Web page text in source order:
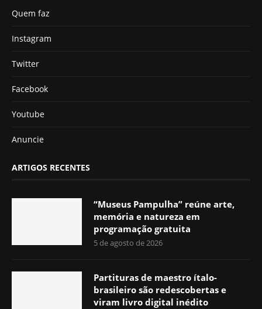
Quem faz
Instagram
Twitter
Facebook
Youtube
Anuncie
ARTIGOS RECENTES
“Museus Pampulha” reúne arte,
memória e natureza em
programação gratuita
5 de agosto de 2026
Partituras de maestro ítalo-
brasileiro são redescobertas e
viram livro digital inédito